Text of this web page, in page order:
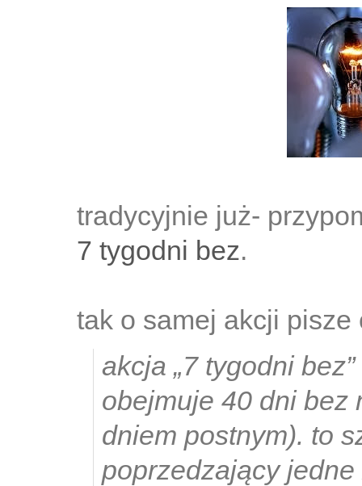
tradycyjnie już-
7 tygodni bez.
tak o samej akcji pisze
akcja „7 tygodni
obejmuje 40 dni bez
dniem postnym). to
poprzedzający